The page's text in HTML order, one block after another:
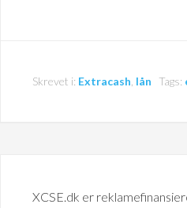
Skrevet i: Extracash lån Tags:
XCSE.dk er